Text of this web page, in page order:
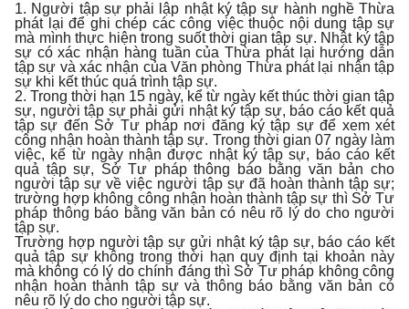
1. Người tập sự phải lập nhật ký tập sự hành nghề Thừa
phát lại để ghi chép các công việc thuộc nội dung tập sự
mà mình thực hiện trong suốt thời gian tập sự. Nhật ký tập
sự có xác nhận hàng tuần của Thừa phát lại hướng dẫn
tập sự và xác nhận của Văn phòng Thừa phát lại nhận tập
sự khi kết thúc quá trình tập sự.
2. Trong thời hạn 15 ngày, kể từ ngày kết thúc thời gian tập
sự, người tập sự phải gửi nhật ký tập sự, báo cáo kết quả
tập sự đến Sở Tư pháp nơi đăng ký tập sự để xem xét
công nhận hoàn thành tập sự. Trong thời gian 07 ngày làm
việc, kể từ ngày nhận được nhật ký tập sự, báo cáo kết
quả tập sự, Sở Tư pháp thông báo bằng văn bản cho
người tập sự về việc người tập sự đã hoàn thành tập sự;
trường hợp không công nhận hoàn thành tập sự thì Sở Tư
pháp thông báo bằng văn bản có nêu rõ lý do cho người
tập sự.
Trường hợp người tập sự gửi nhật ký tập sự, báo cáo kết
quả tập sự không trong thời hạn quy định tại khoản này
mà không có lý do chính đáng thì Sở Tư pháp không công
nhận hoàn thành tập sự và thông báo bằng văn bản có
nêu rõ lý do cho người tập sự.